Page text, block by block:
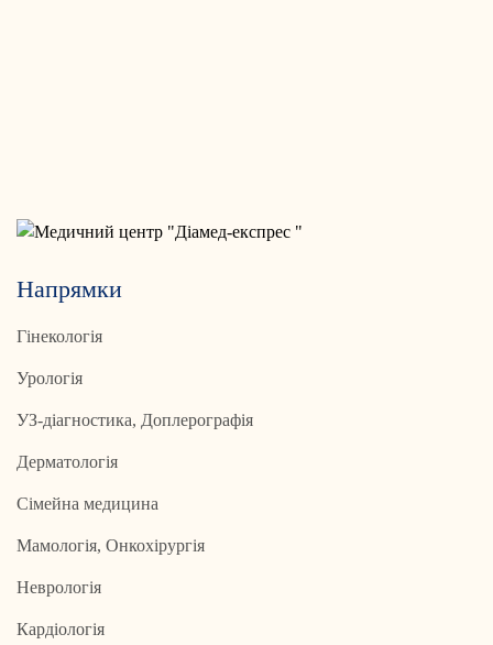
Напрямки
Гінекологія
Урологія
УЗ-діагностика, Доплерографія
Дерматологія
Сімейна медицина
Мамологія, Онкохірургія
Неврологія
Кардіологія